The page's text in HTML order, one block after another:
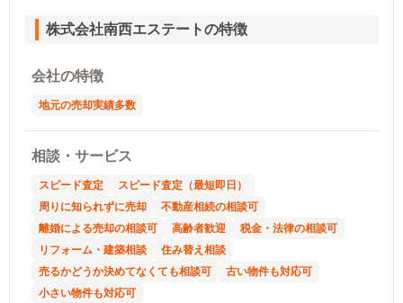
株式会社南西エステートの特徴
会社の特徴
地元の売却実績多数
相談・サービス
スピード査定
スピード査定（最短即日）
周りに知られずに売却
不動産相続の相談可
離婚による売却の相談可
高齢者歓迎
税金・法律の相談可
リフォーム・建築相談
住み替え相談
売るかどうか決めてなくても相談可
古い物件も対応可
小さい物件も対応可